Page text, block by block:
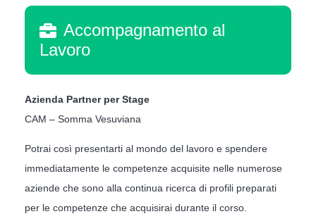
Accompagnamento al
Lavoro
Azienda Partner per Stage
CAM – Somma Vesuviana
Potrai così presentarti al mondo del lavoro e spendere
immediatamente le competenze acquisite nelle numerose
aziende che sono alla continua ricerca di profili preparati
per le competenze che acquisirai durante il corso.